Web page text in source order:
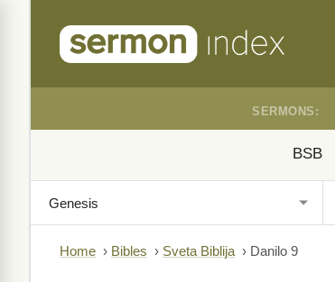
SERMONS:
BSB
Home › Bibles › Sveta Biblija › Danilo 9